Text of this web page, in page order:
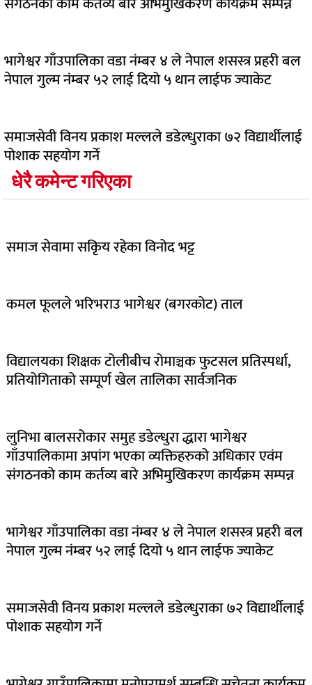
भागेश्वर गाँउपालिका वडा नंम्बर ४ ले नेपाल शसस्त्र प्रहरी बल
नेपाल गुल्म नंम्बर ५२ लाई दियो ५ थान लाईफ ज्याकेट
समाजसेवी विनय प्रकाश मल्लले डडेल्धुराका ७२ विद्यार्थीलाई
पोशाक सहयोग गर्ने
धेरै कमेन्ट गरिएका
समाज सेवामा सकिृय रहेका विनोद भट्ट
कमल फूलले भरिभराउ भागेश्वर (बगरकोट) ताल
विद्यालयका शिक्षक टोलीबीच रोमाञ्चक फुटसल प्रतिस्पर्धा,
प्रतियोगिताको सम्पूर्ण खेल तालिका सार्वजनिक
लुनिभा बालसरोकार समुह डडेल्धुरा द्धारा भागेश्वर
गाँउपालिकामा अपांग भएका व्यक्तिहरुको अधिकार एवंम
संगठनको काम कर्तव्य बारे अभिमुखिकरण कार्यक्रम सम्पन्न
भागेश्वर गाँउपालिका वडा नंम्बर ४ ले नेपाल शसस्त्र प्रहरी बल
नेपाल गुल्म नंम्बर ५२ लाई दियो ५ थान लाईफ ज्याकेट
समाजसेवी विनय प्रकाश मल्लले डडेल्धुराका ७२ विद्यार्थीलाई
पोशाक सहयोग गर्ने